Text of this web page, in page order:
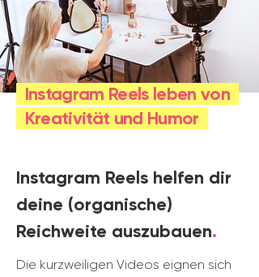
Instagram Reels leben von
Kreativität und Humor
Instagram Reels helfen dir
deine (organische)
Reichweite auszubauen.
Die kurzweiligen Videos eignen sich